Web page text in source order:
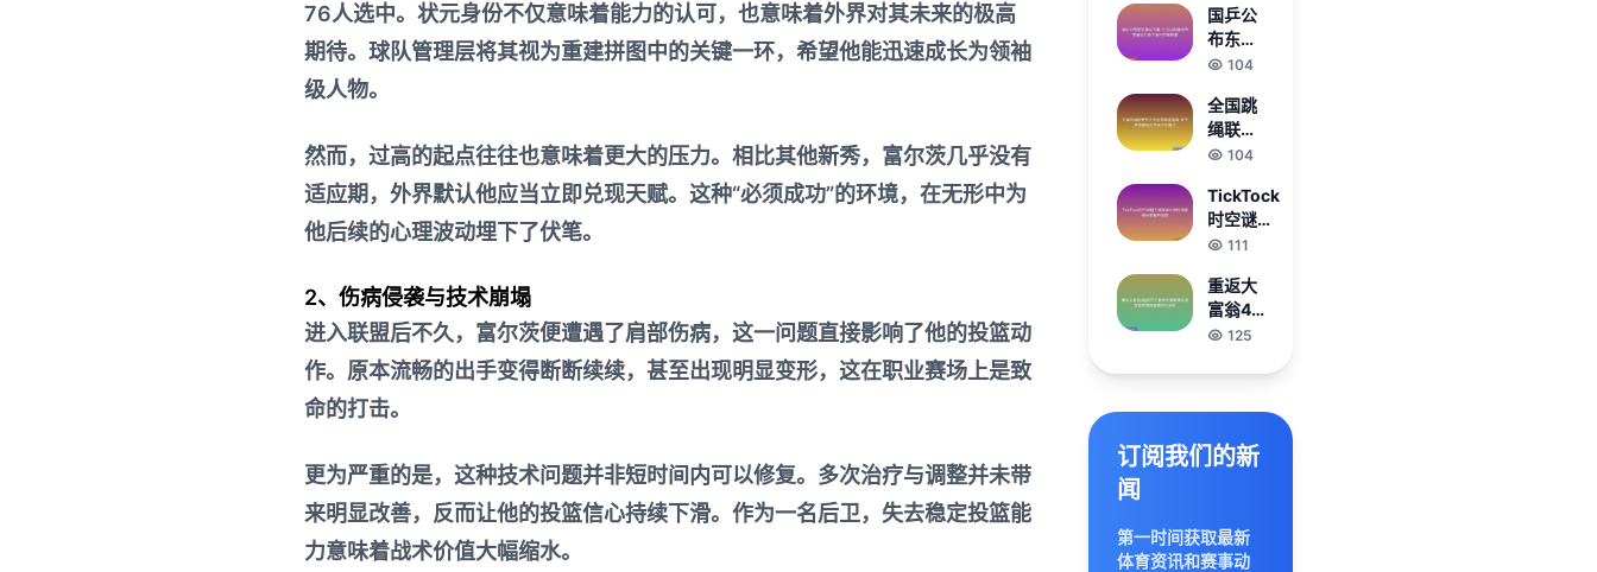
76人选中。状元身份不仅意味着能力的认可，也意味着外界对其未来的极高
期待。球队管理层将其视为重建拼图中的关键一环，希望他能迅速成长为领袖
级人物。
然而，过高的起点往往也意味着更大的压力。相比其他新秀，富尔茨几乎没有
适应期，外界默认他应当立即兑现天赋。这种“必须成功”的环境，在无形中为
他后续的心理波动埋下了伏笔。
2、伤病侵袭与技术崩塌
进入联盟后不久，富尔茨便遭遇了肩部伤病，这一问题直接影响了他的投篮动
作。原本流畅的出手变得断断续续，甚至出现明显变形，这在职业赛场上是致
命的打击。
更为严重的是，这种技术问题并非短时间内可以修复。多次治疗与调整并未带
来明显改善，反而让他的投篮信心持续下滑。作为一名后卫，失去稳定投篮能
力意味着战术价值大幅缩水。
全新战
斗体验
与经典
现》
国乒公
布东京
奥运名
以赴备
战巴黎
奥运后
已初具
规模
104
全国跳
绳联赛
在江西
满落幕
天工开
物城展
文化魅
力
104
TickTock
时空谜题
全流程通
隐藏线索
解析指南
111
重返大
富翁4
超时空
启策略
奇新篇
125
订阅我们的新
闻
第一时间获取最新
体育资讯和赛事动